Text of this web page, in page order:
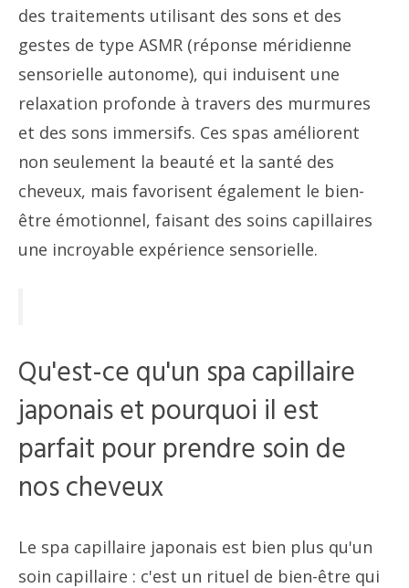
des traitements utilisant des sons et des
gestes de type ASMR (réponse méridienne
sensorielle autonome), qui induisent une
relaxation profonde à travers des murmures
et des sons immersifs. Ces spas améliorent
non seulement la beauté et la santé des
cheveux, mais favorisent également le bien-
être émotionnel, faisant des soins capillaires
une incroyable expérience sensorielle.
Qu'est-ce qu'un spa capillaire
japonais et pourquoi il est
parfait pour prendre soin de
nos cheveux
Le spa capillaire japonais est bien plus qu'un
soin capillaire : c'est un rituel de bien-être qui